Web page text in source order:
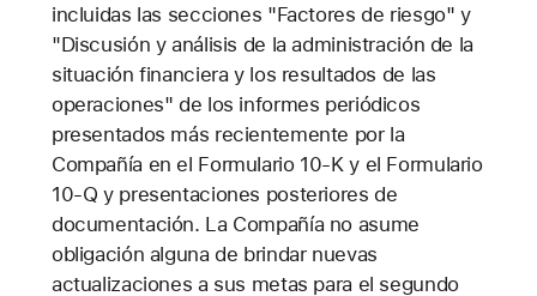
incluidas las secciones "Factores de riesgo" y
"Discusión y análisis de la administración de la
situación financiera y los resultados de las
operaciones" de los informes periódicos
presentados más recientemente por la
Compañía en el Formulario 10-K y el Formulario
10-Q y presentaciones posteriores de
documentación. La Compañía no asume
obligación alguna de brindar nuevas
actualizaciones a sus metas para el segundo